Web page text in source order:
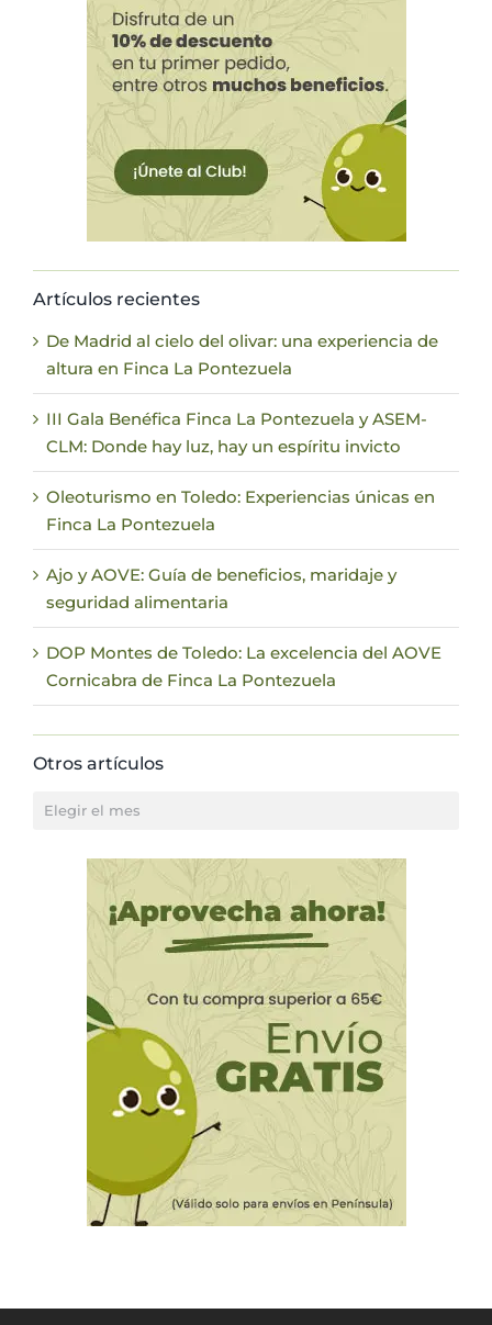
Artículos recientes
De Madrid al cielo del olivar: una experiencia de
altura en Finca La Pontezuela
III Gala Benéfica Finca La Pontezuela y ASEM-
CLM: Donde hay luz, hay un espíritu invicto
Oleoturismo en Toledo: Experiencias únicas en
Finca La Pontezuela
Ajo y AOVE: Guía de beneficios, maridaje y
seguridad alimentaria
DOP Montes de Toledo: La excelencia del AOVE
Cornicabra de Finca La Pontezuela
Otros artículos
Otros